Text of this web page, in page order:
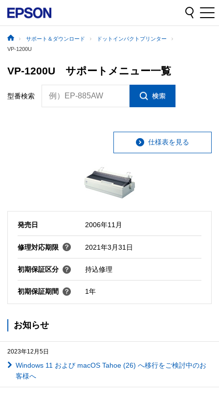
サポート＆ダウンロード
ドットインパクトプリンター
VP-1200U
VP-1200U サポートメニュー一覧
型番検索 例）EP-885AW
仕様表を見る
発売日 2006年11月
修理対応期限 2021年3月31日
初期保証区分 持込修理
初期保証期間 1年
お知らせ
2023年12月5日
Windows 11 および macOS Tahoe (26) へ移行をご検討中のお
客様へ